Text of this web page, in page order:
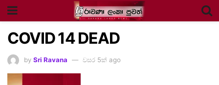
COVID 14 DEAD
by Sri Ravana වසර 5ක් ago